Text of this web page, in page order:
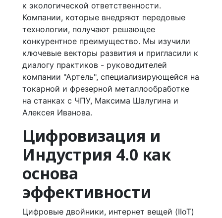
к экологической ответственности.
Компании, которые внедряют передовые
технологии, получают решающее
конкурентное преимущество. Мы изучили
ключевые векторы развития и пригласили к
диалогу практиков - руководителей
компании "Артель", специализирующейся на
токарной и фрезерной металлообработке
на станках с ЧПУ, Максима Шалугина и
Алексея Иванова.
Цифровизация и
Индустрия 4.0 как
основа
эффективности
Цифровые двойники, интернет вещей (IIoT)